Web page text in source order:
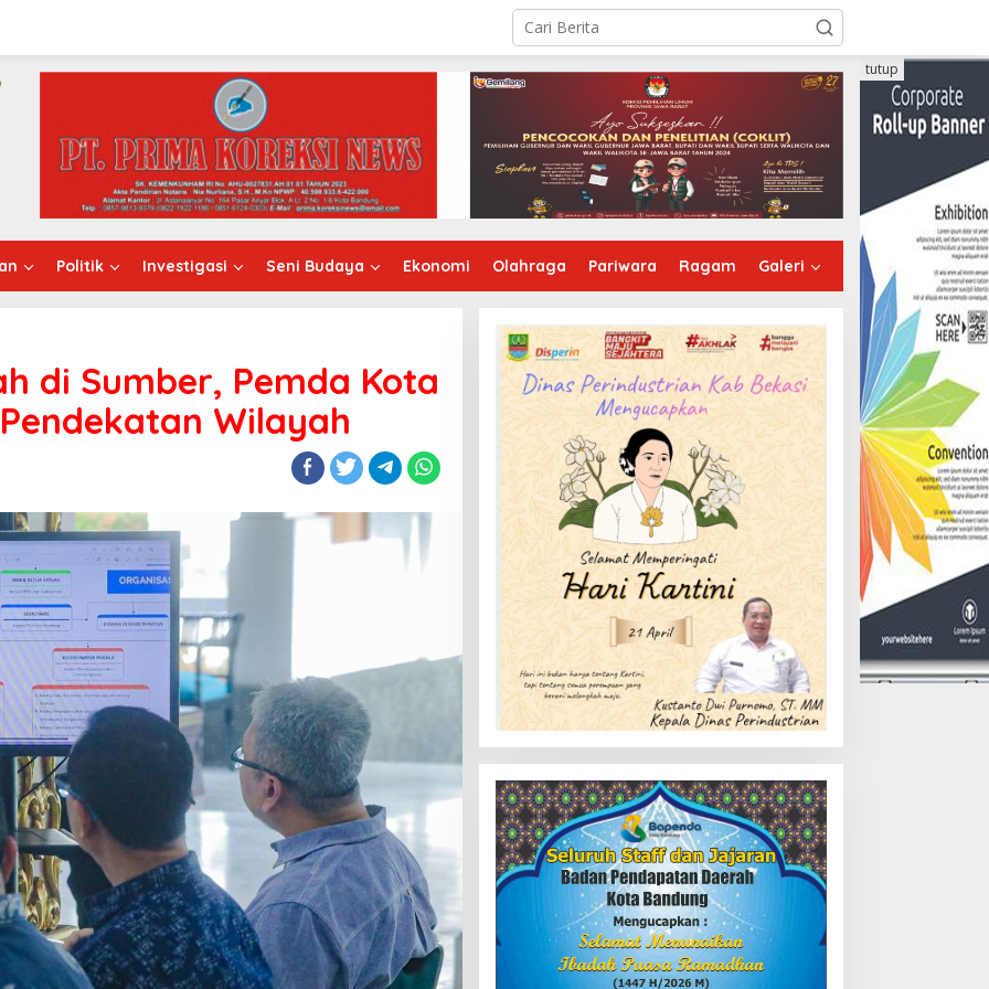
Politik Investigasi Seni Budaya Ekonomi Olahraga Pariwara Ragam Galeri
tutup
di Sumber, Pemda Kota
Wilayah